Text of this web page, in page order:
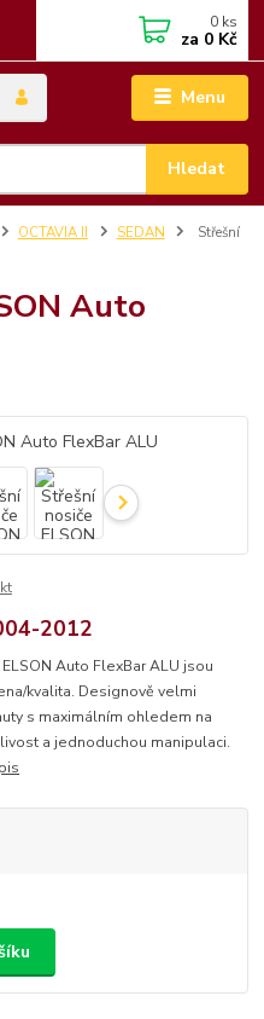
Menu
Hledat
0 ks
za 0 Kč
OCTAVIA II SEDAN
Střešní
Auto
2012
Auto FlexBar ALU jsou
kvalita. Designově velmi
s maximálním ohledem na
a jednoduchou manipulaci.